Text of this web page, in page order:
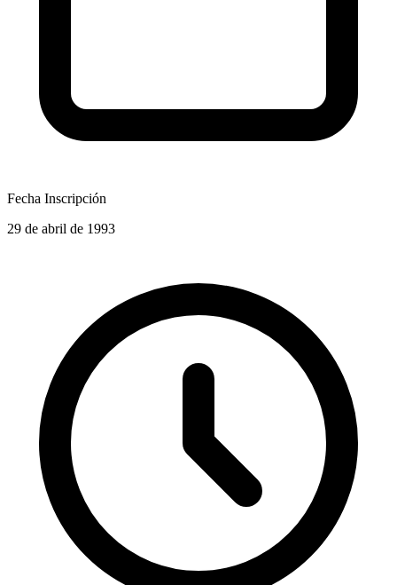
Fecha Inscripción
29 de abril de 1993